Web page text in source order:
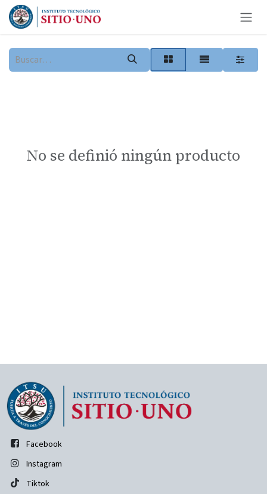
Ir al contenido
No se definió ningún producto
Facebook
Instagram
Tiktok